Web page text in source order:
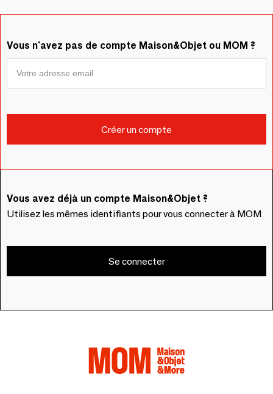
Vous n'avez pas de compte Maison&Objet ou MOM ?
Vous avez déjà un compte Maison&Objet ?
Utilisez les mêmes identifiants pour vous connecter à MOM
Se connecter